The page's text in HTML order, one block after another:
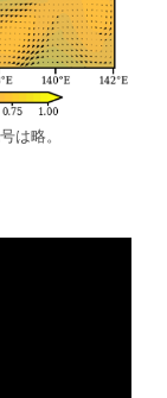
は略。